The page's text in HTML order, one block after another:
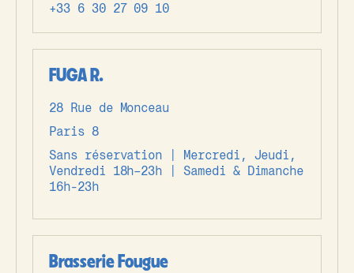
+33 6 30 27 09 10
FUGA R.
28 Rue de Monceau
Paris 8
Sans réservation | Mercredi, Jeudi,
Vendredi 18h–23h | Samedi & Dimanche
16h-23h
Brasserie Fougue